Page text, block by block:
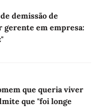
demissão de
gerente em empresa:
que queria viver
que "foi longe